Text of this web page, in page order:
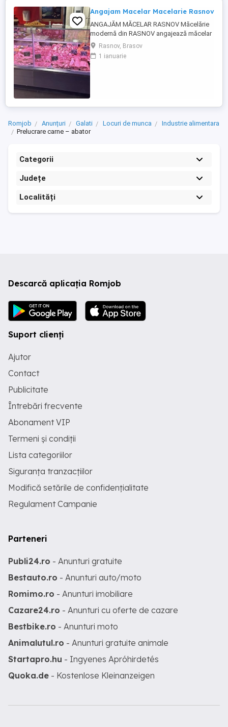
Angajam Macelar Macelarie Rasnov
ANGAJĂM MĂCELAR RASNOV Măcelărie
modernă din RASNOV angajează măcelar
cu experiență. Cerințe: Experiență în
tranșarea și fasonarea cărnii de porc, vită
și pasăre; Seriozitate, atenție la detalii și
Rasnov, Brasov
1 ianuarie
Romjob Anunțuri Galati Locuri de munca
Industrie alimentara
Prelucrare carne – abator
Categorii
Județe
Localități
Descarcă aplicația Romjob
Suport clienți
Ajutor
Contact
Publicitate
Întrebări frecvente
Abonament VIP
Termeni și condiții
Lista categoriilor
Siguranța tranzacțiilor
Modifică setările de confidențialitate
Regulament Campanie
Parteneri
Publi24.ro - Anunturi gratuite
Bestauto.ro - Anunturi auto/moto
Romimo.ro - Anunturi imobiliare
Cazare24.ro - Anunturi cu oferte de cazare
Bestbike.ro - Anunturi moto
Animalutul.ro - Anunturi gratuite animale
Startapro.hu - Ingyenes Apróhirdetés
Quoka.de - Kostenlose Kleinanzeigen